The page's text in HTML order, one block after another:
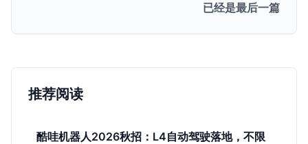
已经是最后一篇
推荐阅读
酷哇机器人2026秋招：L4自动驾驶落地，不限